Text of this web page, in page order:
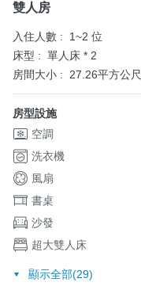
雙人房
入住人數 :
1~2 位
床型 : 單人床 * 2
房間大小 :
27.26平方公尺
房型設施
空調
洗衣機
風扇
書桌
沙發
超大雙人床
顯示全部(29)